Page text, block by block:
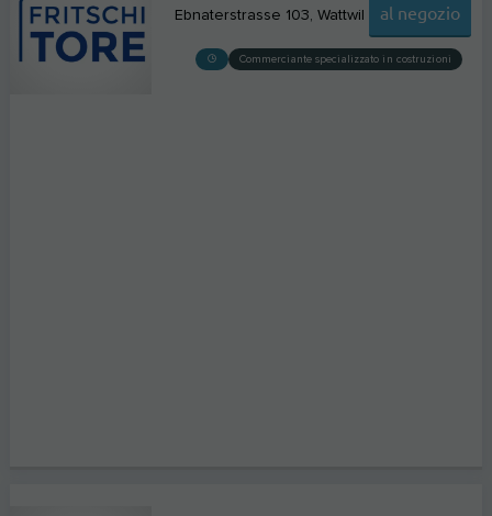
Ebnaterstrasse 103 Wattwil al negozio
Commerciante specializzato in costruzioni